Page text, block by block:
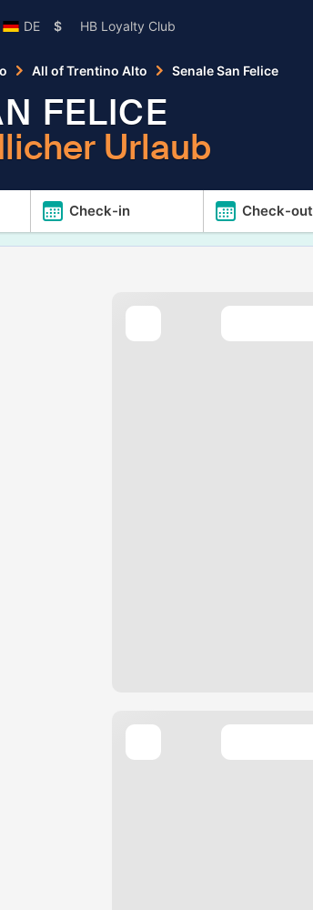
DE $ HB Loyalty Club
All of Trentino Alto Senale San Felice
FELICE
Urlaub
Check-in Check-out